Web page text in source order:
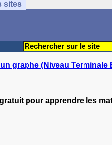
sites
graphe (Niveau Terminale
pour apprendre les